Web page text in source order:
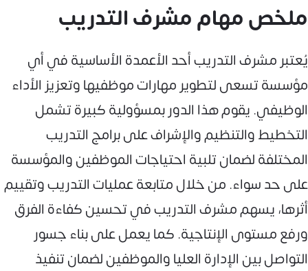
ملخص مهام مشرف التدريب
يُعتبر مشرف التدريب أحد الأعمدة الأساسية في أي
مؤسسة تسعى لتطوير مهارات موظفيها وتعزيز الأداء
الوظيفي. يقوم هذا الدور بمسؤولية كبيرة تشمل
التخطيط والتنظيم والإشراف على برامج التدريب
المختلفة لضمان تلبية احتياجات الموظفين والمؤسسة
على حد سواء. من خلال متابعة عمليات التدريب وتقييم
أثرها، يسهم مشرف التدريب في تحسين كفاءة الفرق
ورفع مستوى الإنتاجية. كما يعمل على بناء جسور
التواصل بين الإدارة العليا والموظفين لضمان تنفيذ